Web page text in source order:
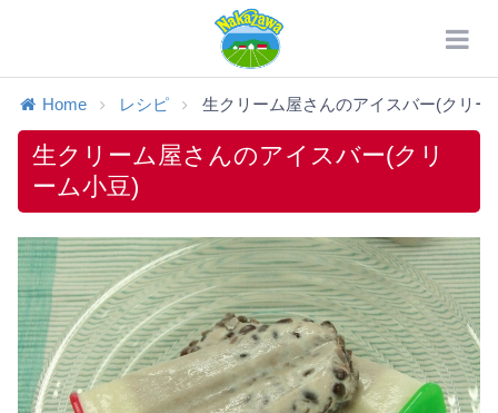
Home レシピ 生クリーム屋さんのアイスバー(クリー
生クリーム屋さんのアイスバー(クリ
ーム小豆)